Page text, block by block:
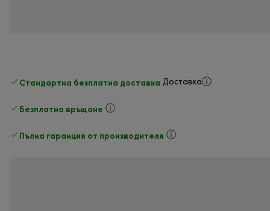
Стандартна безплатна доставка Доставка
Безплатно връщане
Пълна гаранция от производителя